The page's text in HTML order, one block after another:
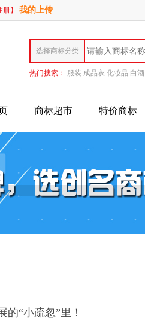
册】 我的上传
热门搜索： 服装 成品衣 化妆品 白酒
商标超市 特价商标
“小疏忽”里！